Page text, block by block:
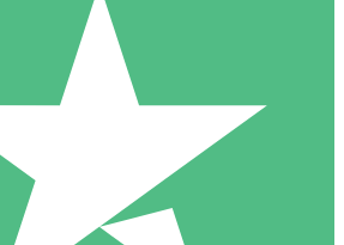
Creditpakketten
downloadtegoeden. Geen maandelijkse
1000